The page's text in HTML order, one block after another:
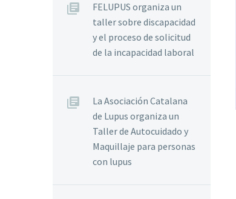
FELUPUS organiza un
taller sobre discapacidad
y el proceso de solicitud
de la incapacidad laboral
La Asociación Catalana
de Lupus organiza un
Taller de Autocuidado y
Maquillaje para personas
con lupus